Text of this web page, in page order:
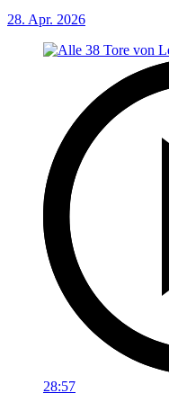
28. Apr. 2026
28:57